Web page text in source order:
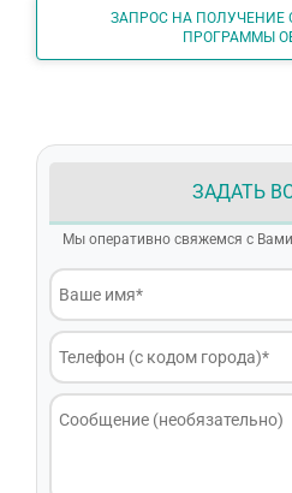
ЗАПРОС НА ПОЛУЧЕНИЕ
ПРОГРАММЫ
ЗАДАТЬ
Мы оперативно свяжемся с